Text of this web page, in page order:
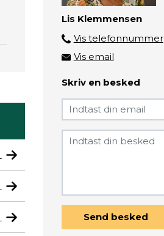
Lis Klemmensen
Vis telefonnummer
3193 5606
Vis email
klem@zbc.dk
Skriv en besked
Send besked